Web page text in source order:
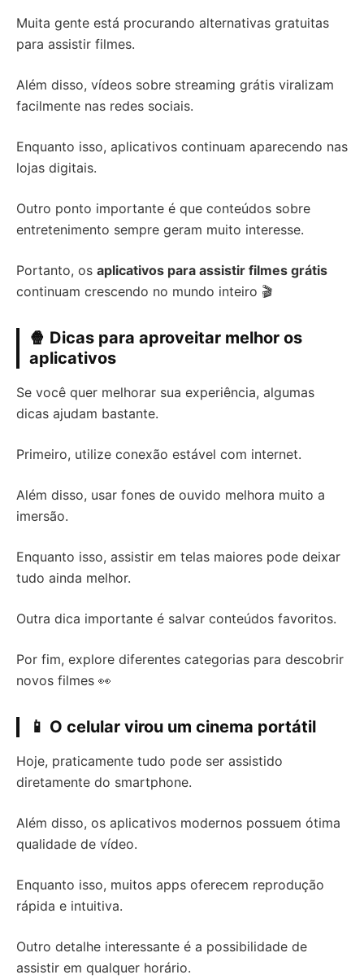
Muita gente está procurando alternativas gratuitas
para assistir filmes.
Além disso, vídeos sobre streaming grátis viralizam
facilmente nas redes sociais.
Enquanto isso, aplicativos continuam aparecendo nas
lojas digitais.
Outro ponto importante é que conteúdos sobre
entretenimento sempre geram muito interesse.
Portanto, os aplicativos para assistir filmes grátis
continuam crescendo no mundo inteiro 🎬
🍿 Dicas para aproveitar melhor os
aplicativos
Se você quer melhorar sua experiência, algumas
dicas ajudam bastante.
Primeiro, utilize conexão estável com internet.
Além disso, usar fones de ouvido melhora muito a
imersão.
Enquanto isso, assistir em telas maiores pode deixar
tudo ainda melhor.
Outra dica importante é salvar conteúdos favoritos.
Por fim, explore diferentes categorias para descobrir
novos filmes 👀
📱 O celular virou um cinema portátil
Hoje, praticamente tudo pode ser assistido
diretamente do smartphone.
Além disso, os aplicativos modernos possuem ótima
qualidade de vídeo.
Enquanto isso, muitos apps oferecem reprodução
rápida e intuitiva.
Outro detalhe interessante é a possibilidade de
assistir em qualquer horário.